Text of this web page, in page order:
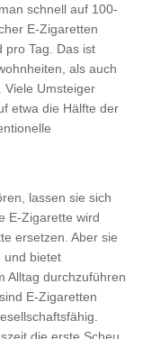
schnell auf 100-
E-Zigaretten
pro Tag. Das ist
als auch
Viele Umsteiger
etwa die Hälfte der
lassen sie sich
E-Zigarette wird
ersetzen. Aber sie
und bietet
Alltag durchzuführen
E-Zigaretten